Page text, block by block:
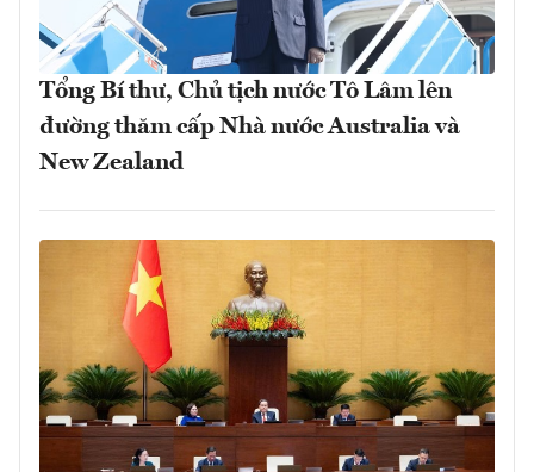
Tổng Bí thư, Chủ tịch nước Tô Lâm lên
đường thăm cấp Nhà nước Australia và
New Zealand